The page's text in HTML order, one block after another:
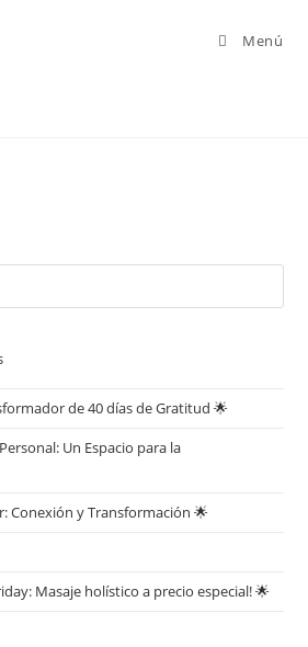
Menú
de 40 días de Gratitud 🌟
Un Espacio para la
Conexión y Transformación 🌟
Masaje holístico a precio especial! 🌟